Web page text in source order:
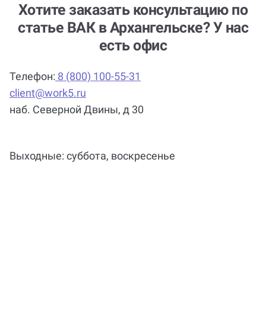
Хотите заказать консультацию по
статье ВАК в Архангельске? У нас
есть офис
Телефон: 8 (800) 100-55-31
client@work5.ru
наб. Северной Двины, д 30
Выходные: суббота, воскресенье